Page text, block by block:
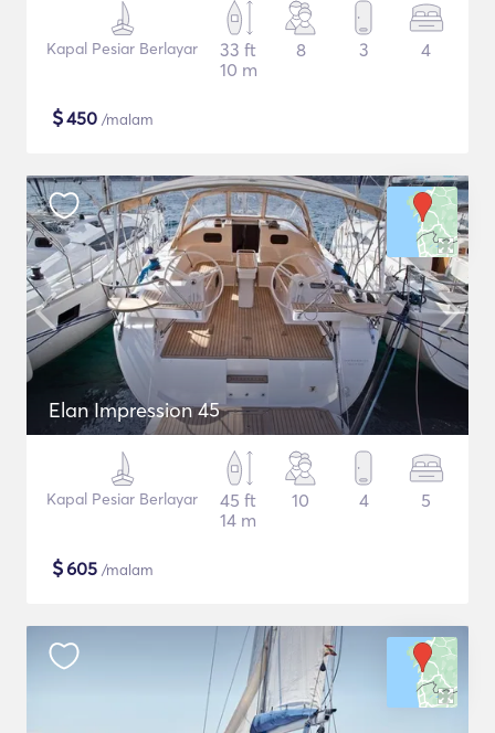
Kapal Pesiar Berlayar
33 ft
10 m
8 3 4
$450 /malam
Elan Impression 45
Kapal Pesiar Berlayar
45 ft
14 m
10 4 5
$605 /malam